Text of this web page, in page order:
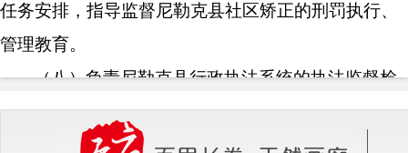
任务安排，指导监督尼勒克县社区矫正的刑罚执行、
管理教育。
（八）负责尼勒克县行政执法系统的执法监督检
查和司法行政复议、应诉工作。
(九)负责尼勒克县司法行政机关队伍建设和思想